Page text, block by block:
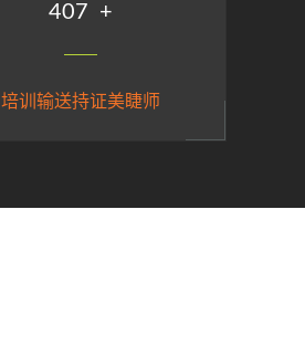
488 +
培训输送持证美睫师